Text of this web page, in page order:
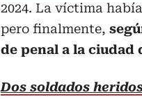
2024. La víctima
pero finalmente,
de penal a la ciudad
Dos soldados